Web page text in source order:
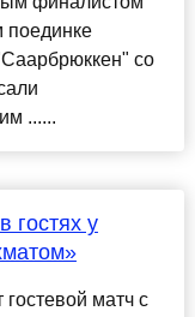
поединке
со
......
гостях у
матч с